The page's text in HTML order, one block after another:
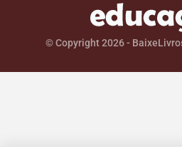
© Copyright 2026 -